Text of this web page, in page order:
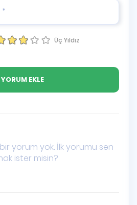
Üç Yıldız
yorum yok. İlk yorumu sen
ister misin?